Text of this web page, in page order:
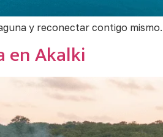
y reconectar contigo mismo.
en Akalki